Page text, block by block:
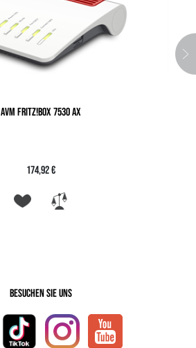
AVM FRITZ!BOX 7530 AX
174,92 €
Besuchen Sie uns